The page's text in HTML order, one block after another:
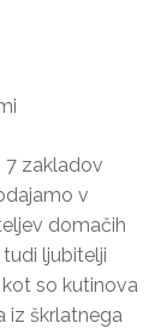
7 zakladov
v
domačih
ljubitelji
so kutinova
iz škrlatnega